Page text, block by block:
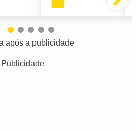
após a publicidade
Publicidade